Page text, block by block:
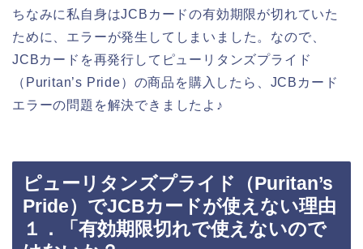
ちなみに私自身はJCBカードの有効期限が切れていた
ために、エラーが発生してしまいました。なので、
JCBカードを再発行してピューリタンズプライド
（Puritan’s Pride）の商品を購入したら、JCBカード
エラーの問題を解決できましたよ♪
ピューリタンズプライド（Puritan’s
Pride）でJCBカードが使えない理由
１．「有効期限切れで使えないので